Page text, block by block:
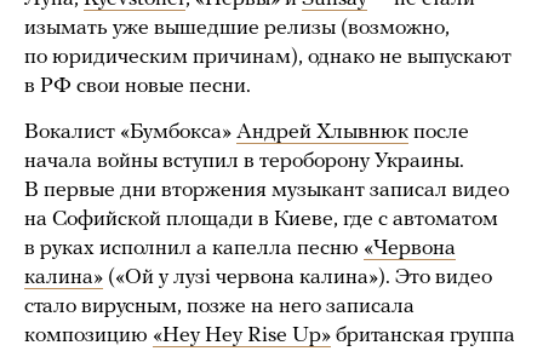
изымать уже вышедшие релизы (возможно,
по юридическим причинам), однако не выпускают
в РФ свои новые песни.
Вокалист «Бумбокса» Андрей Хлывнюк после
начала войны вступил в тероборону Украины.
В первые дни вторжения музыкант записал видео
на Софийской площади в Киеве, где с автоматом
в руках исполнил а капелла песню «Червона
калина» («Ой у лузі червона калина»). Это видео
стало вирусным, позже на него записала
композицию «Hey Hey Rise Up» британская группа